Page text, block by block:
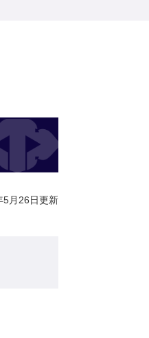
5月26日更新